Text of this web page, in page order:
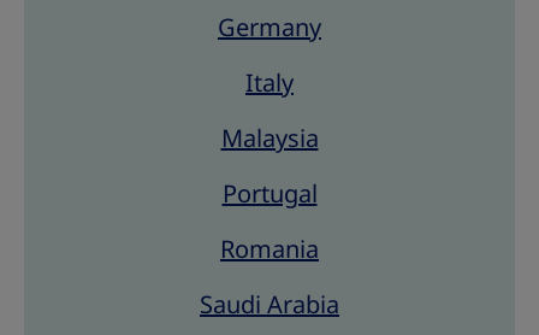
Germany
Italy
Malaysia
Portugal
Romania
Saudi Arabia